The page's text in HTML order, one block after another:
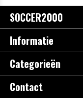
SOCCER2000
Informatie
Categorieën
Contact